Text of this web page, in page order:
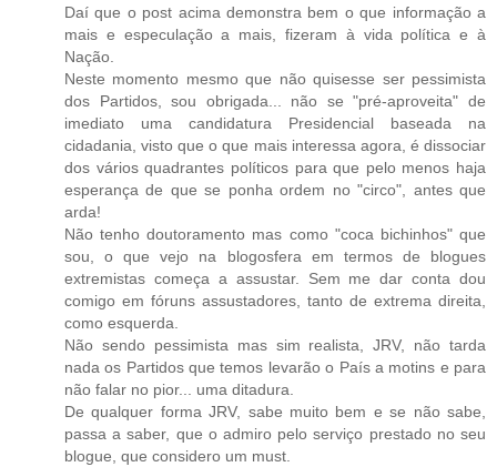
Daí que o post acima demonstra bem o que informação a
mais e especulação a mais, fizeram à vida política e à
Nação.
Neste momento mesmo que não quisesse ser pessimista
dos Partidos, sou obrigada... não se "pré-aproveita" de
imediato uma candidatura Presidencial baseada na
cidadania, visto que o que mais interessa agora, é dissociar
dos vários quadrantes políticos para que pelo menos haja
esperança de que se ponha ordem no "circo", antes que
arda!
Não tenho doutoramento mas como "coca bichinhos" que
sou, o que vejo na blogosfera em termos de blogues
extremistas começa a assustar. Sem me dar conta dou
comigo em fóruns assustadores, tanto de extrema direita,
como esquerda.
Não sendo pessimista mas sim realista, JRV, não tarda
nada os Partidos que temos levarão o País a motins e para
não falar no pior... uma ditadura.
De qualquer forma JRV, sabe muito bem e se não sabe,
passa a saber, que o admiro pelo serviço prestado no seu
blogue, que considero um must.